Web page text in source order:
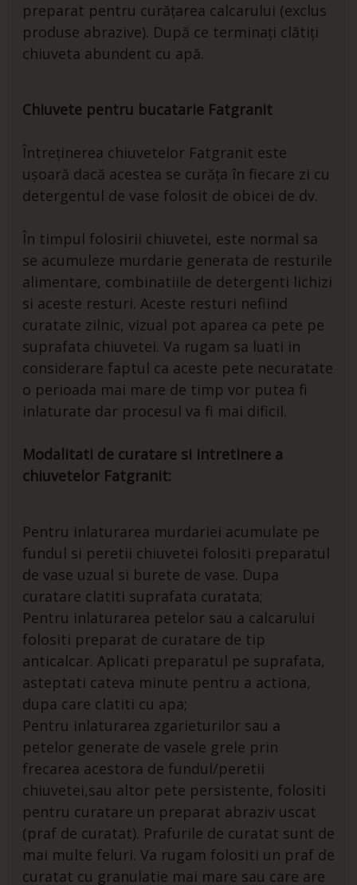
preparat pentru curățarea calcarului (exclus
produse abrazive). După ce terminați clătiți
chiuveta abundent cu apă.
Chiuvete pentru bucatarie Fatgranit
Întreținerea chiuvetelor Fatgranit este
ușoară dacă acestea se curăța în fiecare zi cu
detergentul de vase folosit de obicei de dv.
În timpul folosirii chiuvetei, este normal sa
se acumuleze murdarie generata de resturile
alimentare, combinatiile de detergenti lichizi
si aceste resturi. Aceste resturi nefiind
curatate zilnic, vizual pot aparea ca pete pe
suprafata chiuvetei. Va rugam sa luati in
considerare faptul ca aceste pete necuratate
o perioada mai mare de timp vor putea fi
inlaturate dar procesul va fi mai dificil.
Modalitati de curatare si intretinere a
chiuvetelor Fatgranit:
Pentru inlaturarea murdariei acumulate pe
fundul si peretii chiuvetei folositi preparatul
de vase uzual si burete de vase. Dupa
curatare clatiti suprafata curatata;
Pentru inlaturarea petelor sau a calcarului
folositi preparat de curatare de tip
anticalcar. Aplicati preparatul pe suprafata,
asteptati cateva minute pentru a actiona,
dupa care clatiti cu apa;
Pentru inlaturarea zgarieturilor sau a
petelor generate de vasele grele prin
frecarea acestora de fundul/peretii
chiuvetei,sau altor pete persistente, folositi
pentru curatare un preparat abraziv uscat
(praf de curatat). Prafurile de curatat sunt de
mai multe feluri. Va rugam folositi un praf de
curatat cu granulatie mai mare sau care are